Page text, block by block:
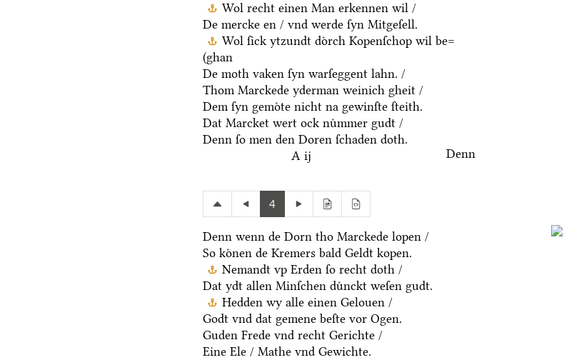
Wol recht einen Man erkennen wil /
De mercke en / vnd werde ſyn Mitgeſell.
Wol ſick ytzundt doͤrch Kopenſchop wil be=
(ghan
De moth vaken ſyn warſeggent lahn. /
Thom Marckede yderman weinich gheit /
Dem ſyn gemoͤte nicht na gewinſte ſteith.
Dat Marcket wert ock nuͤmmer gudt /
Denn ſo men den Doren ſchaden doth.
A ij
Denn
4
Denn wenn de Dorn tho Marckede lopen /
So koͤnen de Kremers bald Geldt kopen.
Nemandt vp Erden ſo recht doth /
Dat ydt allen Minſchen duͤnckt weſen gudt.
Hedden wy alle einen Gelouen /
Godt vnd dat gemene beſte vor Ogen.
Guden Frede vnd recht Gerichte /
Eine Ele / Mathe vnd Gewichte.